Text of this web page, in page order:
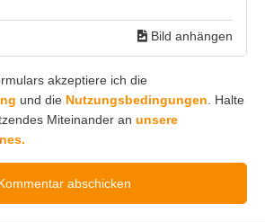
Bild anhängen
akzeptiere ich die
und die Nutzungsbedingungen. Halte
Miteinander an unsere